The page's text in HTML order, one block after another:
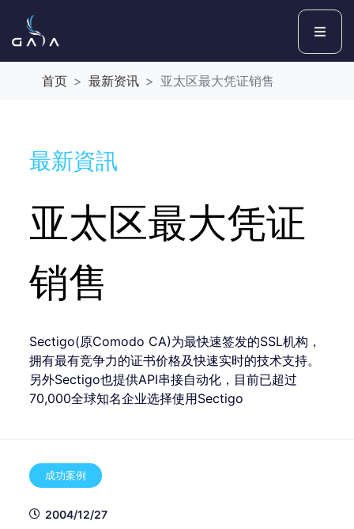
首页 最新资讯 亚太区最大凭证销售
最新資訊
亚太区最大凭证
销售
Sectigo(原Comodo CA)为最快速签发的SSL机构，
拥有最有竞争力的证书价格及快速实时的技术支持。
另外Sectigo也提供API串接自动化，目前已超过
70,000全球知名企业选择使用Sectigo
成功案例
2004/12/27